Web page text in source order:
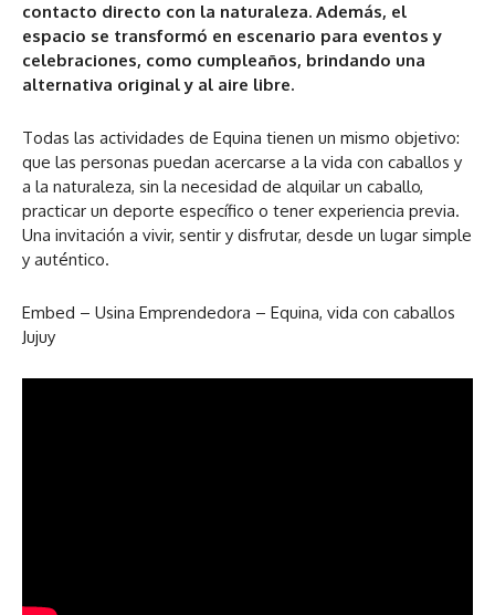
contacto directo con la naturaleza. Además, el
espacio se transformó en escenario para eventos y
celebraciones, como cumpleaños, brindando una
alternativa original y al aire libre.
Todas las actividades de Equina tienen un mismo objetivo:
que las personas puedan acercarse a la vida con caballos y
a la naturaleza, sin la necesidad de alquilar un caballo,
practicar un deporte específico o tener experiencia previa.
Una invitación a vivir, sentir y disfrutar, desde un lugar simple
y auténtico.
Embed – Usina Emprendedora – Equina, vida con caballos
Jujuy